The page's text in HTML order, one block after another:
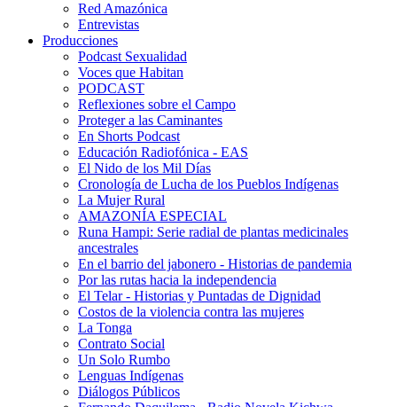
Red Amazónica
Entrevistas
Producciones
Podcast Sexualidad
Voces que Habitan
PODCAST
Reflexiones sobre el Campo
Proteger a las Caminantes
En Shorts Podcast
Educación Radiofónica - EAS
El Nido de los Mil Días
Cronología de Lucha de los Pueblos Indígenas
La Mujer Rural
AMAZONÍA ESPECIAL
Runa Hampi: Serie radial de plantas medicinales
ancestrales
En el barrio del jabonero - Historias de pandemia
Por las rutas hacia la independencia
El Telar - Historias y Puntadas de Dignidad
Costos de la violencia contra las mujeres
La Tonga
Contrato Social
Un Solo Rumbo
Lenguas Indígenas
Diálogos Públicos